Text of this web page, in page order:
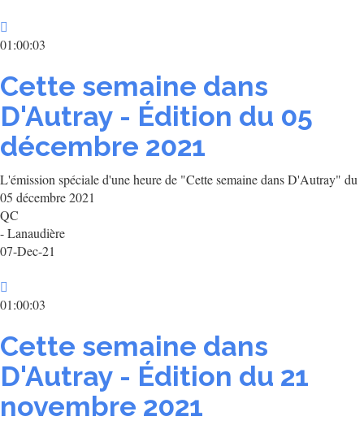
01:00:03
Cette semaine dans
D'Autray - Édition du 05
décembre 2021
L'émission spéciale d'une heure de "Cette semaine dans D'Autray" du
05 décembre 2021
QC
- Lanaudière
07-Dec-21
01:00:03
Cette semaine dans
D'Autray - Édition du 21
novembre 2021